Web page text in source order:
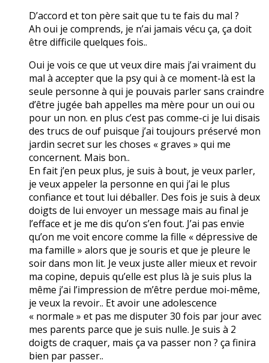
D’accord et ton père sait que tu te fais du mal ?
Ah oui je comprends, je n’ai jamais vécu ça, ça doit
être difficile quelques fois..
Oui je vois ce que ut veux dire mais j’ai vraiment du
mal à accepter que la psy qui à ce moment-là est la
seule personne à qui je pouvais parler sans craindre
d’être jugée bah appelles ma mère pour un oui ou
pour un non. en plus c’est pas comme-ci je lui disais
des trucs de ouf puisque j’ai toujours préservé mon
jardin secret sur les choses « graves » qui me
concernent. Mais bon..
En fait j’en peux plus, je suis à bout, je veux parler,
je veux appeler la personne en qui j’ai le plus
confiance et tout lui déballer. Des fois je suis à deux
doigts de lui envoyer un message mais au final je
l’efface et je me dis qu’on s’en fout. J’ai pas envie
qu’on me voit encore comme la fille « dépressive de
ma famille » alors que je souris et que je pleure le
soir dans mon lit. Je veux juste aller mieux et revoir
ma copine, depuis qu’elle est plus là je suis plus la
même j’ai l’impression de m’être perdue moi-même,
je veux la revoir.. Et avoir une adolescence
« normale » et pas me disputer 30 fois par jour avec
mes parents parce que je suis nulle. Je suis à 2
doigts de craquer, mais ça va passer non ? ça finira
bien par passer..